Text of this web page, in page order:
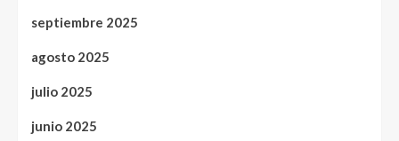
septiembre 2025
agosto 2025
julio 2025
junio 2025